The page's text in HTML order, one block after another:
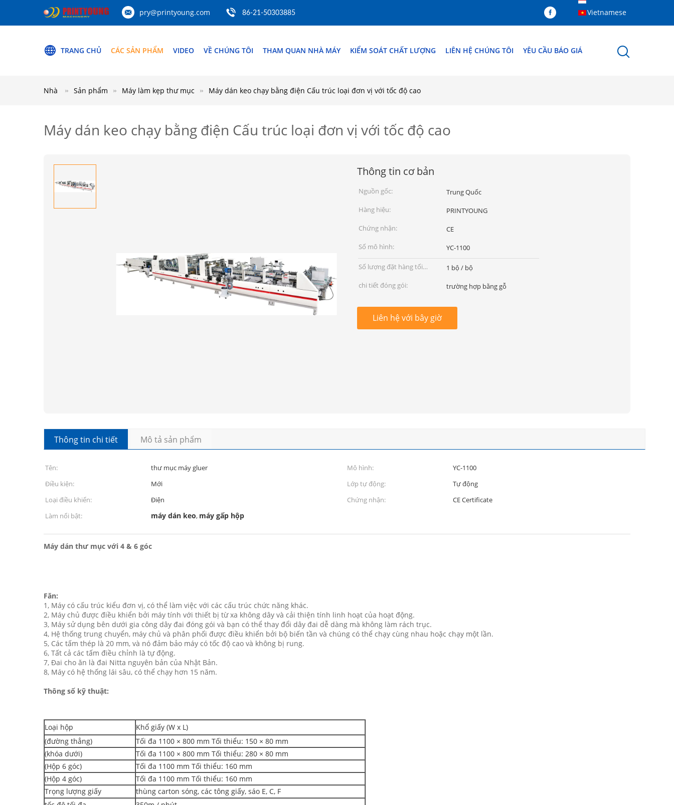
pry@printyoung.com 86-21-50303885 Vietnamese
TRANG CHỦ CÁC SẢN PHẨM VIDEO VỀ CHÚNG TÔI THAM QUAN NHÀ MÁY KIỂM SOÁT CHẤT LƯỢNG LIÊN HỆ CHÚNG TÔI YÊU CẦU BÁO GIÁ
Nhà Sản phẩm Máy làm kẹp thư mục Máy dán keo chạy bằng điện Cấu trúc loại đơn vị với tốc độ cao
Máy dán keo chạy bằng điện Cấu trúc loại đơn vị với tốc độ cao
Thông tin cơ bản
Nguồn gốc:
Trung Quốc
Hàng hiệu:
PRINTYOUNG
Chứng nhận:
CE
Số mô hình:
YC-1100
Số lượng đặt hàng tối
thiểu:
1 bộ / bộ
chi tiết đóng gói:
trường hợp bằng gỗ
Liên hệ với bây giờ
Thông tin chi tiết Mô tả sản phẩm
Tên: thư mục máy gluer Mô hình:
YC-1100
Điều kiện:
Mới Lớp tự động:
Tự động
Loại điều khiển:
Điện Chứng nhận:
CE Certificate
Làm nổi bật:
máy dán keo, máy gấp hộp
Máy dán thư mục với 4 & 6 góc
Făn:
1, Máy có cấu trúc kiểu đơn vị, có thể làm việc với các cấu trúc chức năng khác.
2, Máy chủ được điều khiển bởi máy tính với thiết bị từ xa không dây và cải thiện tính linh hoạt của hoạt động.
3, Máy sử dụng bên dưới gia công dây đai đóng gói và bạn có thể thay đổi dây đai dễ dàng mà không làm rách trục.
4, Hệ thống trung chuyển, máy chủ và phân phối được điều khiển bởi bộ biến tần và chúng có thể chạy cùng nhau hoặc chạy một lần.
5, Các tấm thép là 20 mm, và nó đảm bảo máy có tốc độ cao và không bị rung.
6, Tất cả các tấm điều chỉnh là tự động.
7, Đai cho ăn là đai Nitta nguyên bản của Nhật Bản.
8, Máy có hệ thống lái sâu, có thể chạy hơn 15 năm.
Thông số kỹ thuật:
Loại hộp
Khổ giấy (W x L)
(đường thẳng)
Tối đa 1100 × 800 mm Tối thiểu: 150 × 80 mm
(khóa dưới)
Tối đa 1100 × 800 mm Tối thiểu: 280 × 80 mm
(Hộp 6 góc)
Tối đa 1100 mm Tối thiểu: 160 mm
(Hộp 4 góc)
Tối đa 1100 mm Tối thiểu: 160 mm
Trọng lượng giấy
thùng carton sóng, các tông giấy, sáo E, C, F